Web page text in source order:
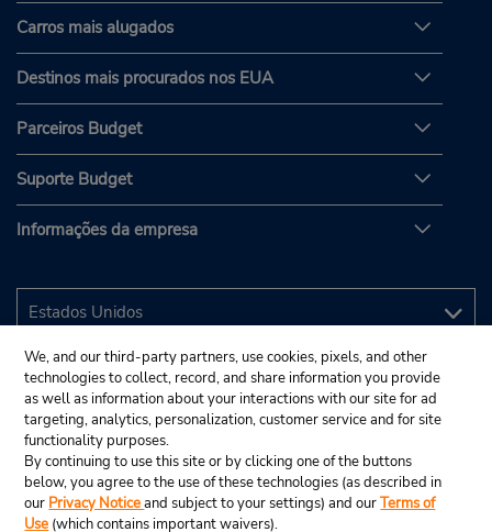
Carros mais alugados
Destinos mais procurados nos EUA
Parceiros Budget
Suporte Budget
Informações da empresa
We, and our third-party partners, use cookies, pixels, and other
technologies to collect, record, and share information you provide
as well as information about your interactions with our site for ad
targeting, analytics, personalization, customer service and for site
functionality purposes.
By continuing to use this site or by clicking one of the buttons
below, you agree to the use of these technologies (as described in
our Privacy Noticeand subject to your settings) and ourTerms of
Use (which contains important waivers).